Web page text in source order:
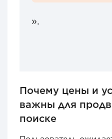
».
Почему цены и
важны для
поиске